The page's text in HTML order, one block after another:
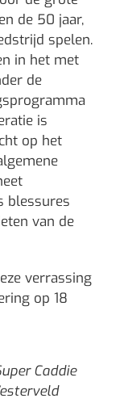
de 50 jaar,
spelen.
in het met
de
is
op het
blessures
van de
verrassing
op 18
Caddie